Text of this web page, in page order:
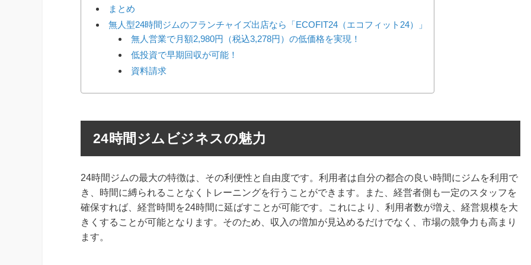
まとめ
無人型24時間ジムのフランチャイズ出店なら「ECOFIT24（エコフィット24）」
無人営業で月額2,980円（税込3,278円）の低価格を実現！
低投資で早期回収が可能！
資料請求
24時間ジムビジネスの魅力
24時間ジムの最大の特徴は、その利便性と自由度です。利用者は自分の都合の良い時間にジムを利用で
き、時間に縛られることなくトレーニングを行うことができます。また、経営者側も一定のスタッフを
確保すれば、経営時間を24時間に延ばすことが可能です。これにより、利用者数が増え、経営規模を大
きくすることが可能となります。そのため、収入の増加が見込めるだけでなく、市場の競争力も高まり
ます。